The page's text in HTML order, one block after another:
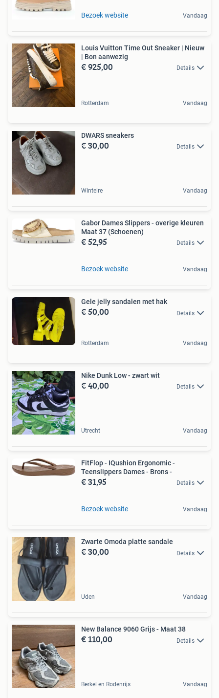
Bezoek website Vandaag
Louis Vuitton Time Out Sneaker | Nieuw
| Bon aanwezig
€ 925,00 Details
Rotterdam Vandaag
DWARS sneakers
€ 30,00 Details
Wintelre Vandaag
Gabor Dames Slippers - overige kleuren
Maat 37 (Schoenen)
€ 52,95 Details
Bezoek website Vandaag
Gele jelly sandalen met hak
€ 50,00 Details
Rotterdam Vandaag
Nike Dunk Low - zwart wit
€ 40,00 Details
Utrecht Vandaag
FitFlop - IQushion Ergonomic -
Teenslippers Dames - Brons -
€ 31,95 Details
Bezoek website Vandaag
Zwarte Omoda platte sandale
€ 30,00 Details
Uden Vandaag
New Balance 9060 Grijs - Maat 38
€ 110,00 Details
Berkel en Rodenrijs Vandaag